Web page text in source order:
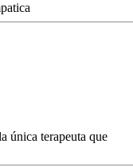
única terapeuta que